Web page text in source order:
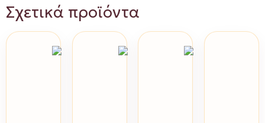
Σχετικά προϊόντα